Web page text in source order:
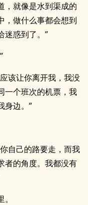
，就像是水到渠成的
，做什么事都会想到
迷惑到了。”
该让你离开我，我没
一个班次的机票，我
身边。”
自己的路要走，而我
者的角度。我都没有